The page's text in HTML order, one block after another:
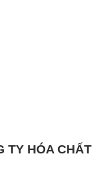
TY HÓA CHẤT